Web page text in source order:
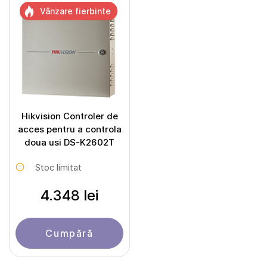
Hikvision Controler de
acces pentru a controla
doua usi DS-K2602T
Stoc limitat
4.348 lei
Cumpără
Vânzare fierbinte